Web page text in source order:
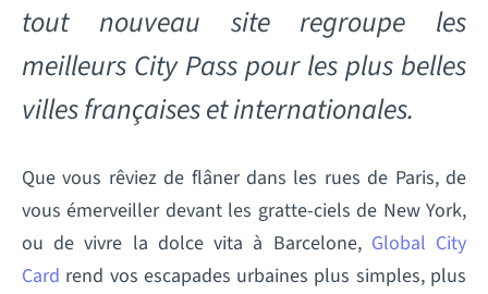
tout nouveau site regroupe les
meilleurs City Passpour les plus belles
villes françaises et internationales.
Que vous rêviez de flâner dans les rues de Paris, de
vous émerveiller devant les gratte-ciels de New York,
ou de vivre la dolce vita à Barcelone, Global City
Card rend vos escapades urbaines plus simples, plus